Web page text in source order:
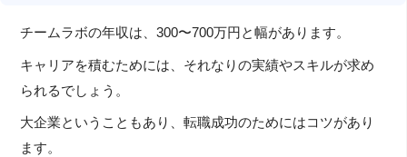
チームラボの年収は、300〜700万円と幅があります。
キャリアを積むためには、それなりの実績やスキルが求め
られるでしょう。
大企業ということもあり、転職成功のためにはコツがあり
ます。